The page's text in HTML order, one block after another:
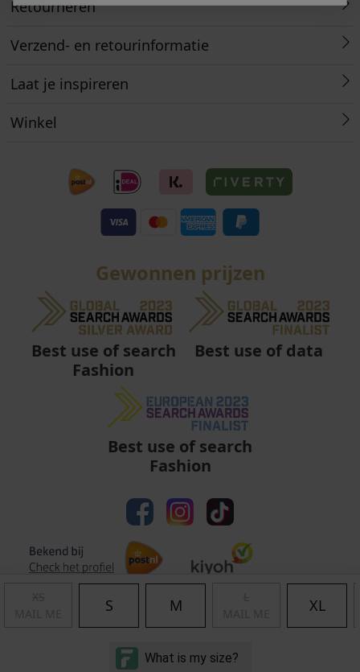
S M XL
Retourneren
Verzend- en retourinformatie
Laat je inspireren
Winkel
Gewonnen prijzen
Best use of search
Fashion
Best use of data
Best use of search
Fashion
Algemene voorwaarden | Privacy